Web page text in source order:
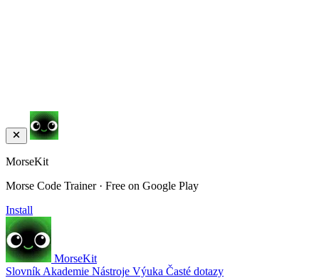
MorseKit
Morse Code Trainer · Free on Google Play
Install
MorseKit
Slovník Akademie Nástroje Výuka Časté dotazy